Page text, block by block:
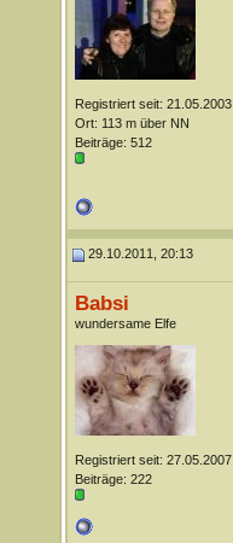
Registriert seit: 21.05.2003
Ort: 113 m über NN
Beiträge: 512
29.10.2011, 20:13
Babsi
wundersame Elfe
Registriert seit: 27.05.2007
Beiträge: 222